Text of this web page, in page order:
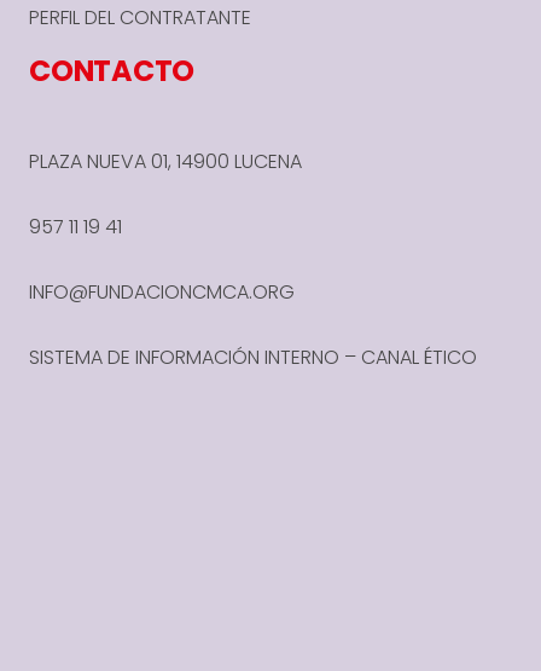
PERFIL DEL CONTRATANTE
CONTACTO
PLAZA NUEVA 01, 14900 LUCENA
957 11 19 41
INFO@FUNDACIONCMCA.ORG
SISTEMA DE INFORMACIÓN INTERNO – CANAL ÉTICO